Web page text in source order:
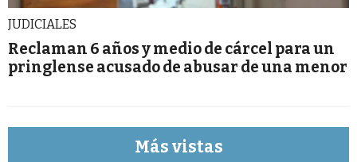
JUDICIALES
Reclaman 6 años y medio de cárcel para un
pringlense acusado de abusar de una menor
Más vistas